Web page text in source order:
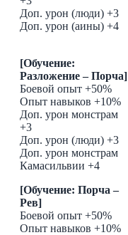
Доп. урон (люди) +3
Доп. урон (аины) +4
[Обучение:
Разложение – Порча]
Боевой опыт +50%
Опыт навыков +10%
Доп. урон монстрам
+3
Доп. урон (люди) +3
Доп. урон монстрам
Камасильвии +4
[Обучение: Порча –
Рев]
Боевой опыт +50%
Опыт навыков +10%